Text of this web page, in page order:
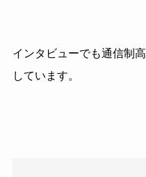
インタビューでも通信制
しています。